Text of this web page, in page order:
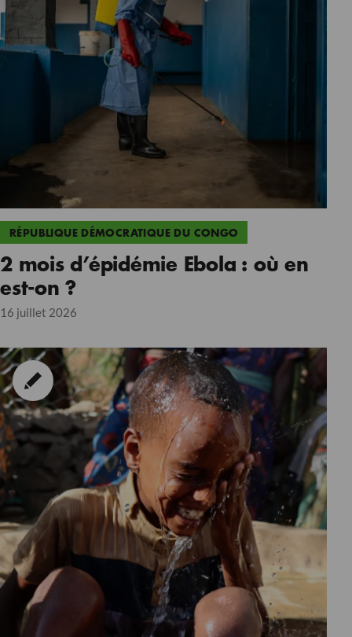
RÉPUBLIQUE DÉMOCRATIQUE DU CONGO
2 mois d’épidémie Ebola : où en
est-on ?
16 juillet 2026